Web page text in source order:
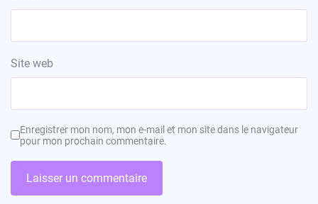
Site web
Enregistrer mon nom, mon e-mail et mon site dans le navigateur
pour mon prochain commentaire.